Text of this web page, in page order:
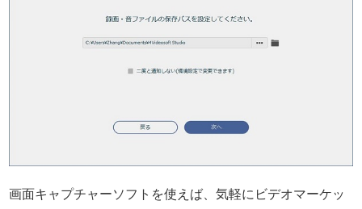
画面キャプチャーソフトを使えば、気軽にビデオマーケッ